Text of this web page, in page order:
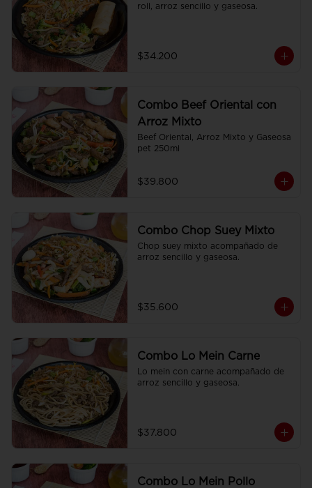
roll, arroz sencillo y gaseosa.
$34.200
Combo Beef Oriental con
Arroz Mixto
Beef Oriental, Arroz Mixto y Gaseosa
pet 250ml
$39.800
Combo Chop Suey Mixto
Chop suey mixto acompañado de
arroz sencillo y gaseosa.
$35.600
Combo Lo Mein Carne
Lo mein con carne acompañado de
arroz sencillo y gaseosa.
$37.800
Combo Lo Mein Pollo